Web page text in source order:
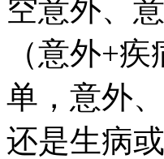
空意外、
（意外+
单，意外
还是生病